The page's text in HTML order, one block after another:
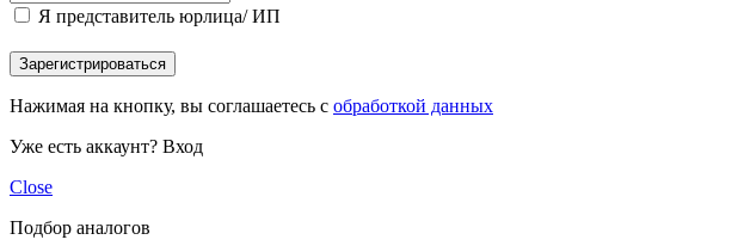
Я представитель юрлица/ ИП
Зарегистрироваться
Нажимая на кнопку, вы соглашаетесь с обработкой данных
Уже есть аккаунт? Вход
Close
Подбор аналогов